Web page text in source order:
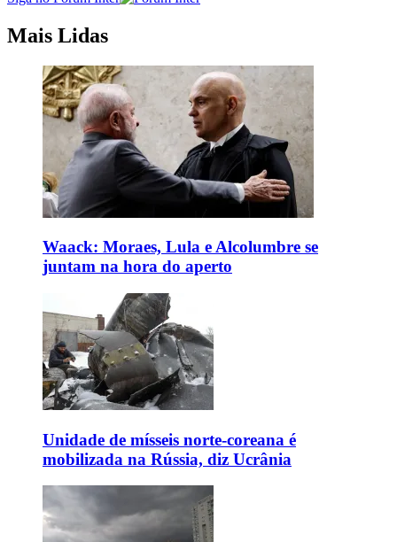
Mais Lidas
Waack: Moraes, Lula e Alcolumbre se
juntam na hora do aperto
Unidade de mísseis norte-coreana é
mobilizada na Rússia, diz Ucrânia